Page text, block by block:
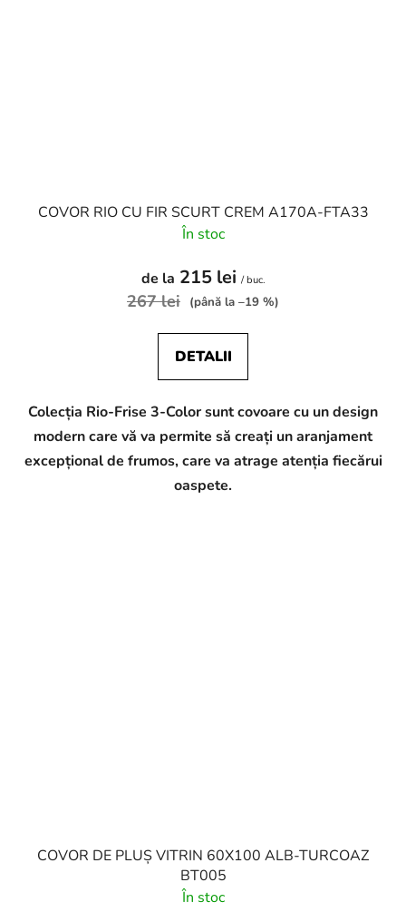
COVOR RIO CU FIR SCURT CREM A170A-FTA33
În stoc
de la 215 lei / buc.
267 lei (până la –19 %)
DETALII
Colecția Rio-Frise 3-Color sunt covoare cu un design
modern care vă va permite să creați un aranjament
excepțional de frumos, care va atrage atenția fiecărui
oaspete.
COVOR DE PLUȘ VITRIN 60X100 ALB-TURCOAZ
BT005
În stoc